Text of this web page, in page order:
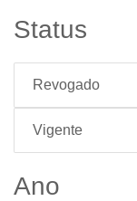
Status
Revogado
Vigente
Ano